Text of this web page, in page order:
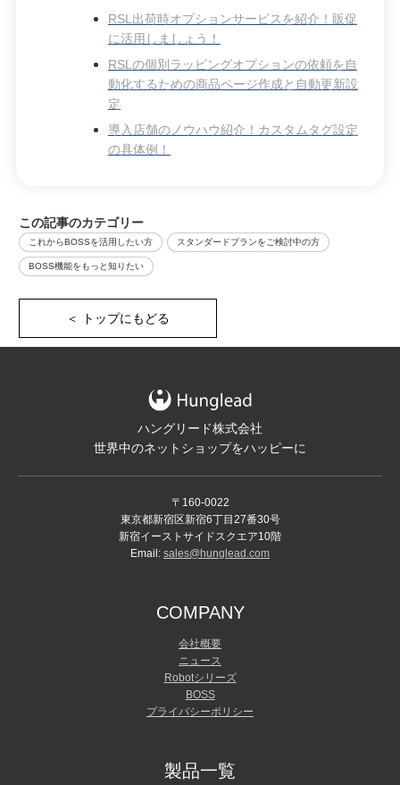
RSL出荷時オプションサービスを紹介！販促
に活用しましょう！
RSLの個別ラッピングオプションの依頼を自
動化するための商品ページ作成と自動更新設
定
導入店舗のノウハウ紹介！カスタムタグ設定
の具体例！
この記事のカテゴリー
これからBOSSを活用したい方 スタンダードプランをご検討中の方
BOSS機能をもっと知りたい
＜ トップにもどる
ハングリード株式会社
世界中のネットショップをハッピーに
〒160-0022
東京都新宿区新宿6丁目27番30号
新宿イーストサイドスクエア10階
Email: sales@hunglead.com
COMPANY
会社概要
ニュース
Robotシリーズ
BOSS
プライバシーポリシー
製品一覧